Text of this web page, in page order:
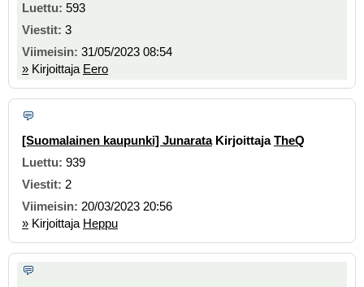
593
3
31/05/2023 08:54
» Kirjoittaja Eero
[Suomalainen kaupunki] Junarata KirjoittajaTheQ
939
2
20/03/2023 20:56
» Kirjoittaja Heppu